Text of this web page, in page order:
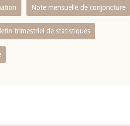
Note mensuelle de conjoncture
trimestriel de statistiques